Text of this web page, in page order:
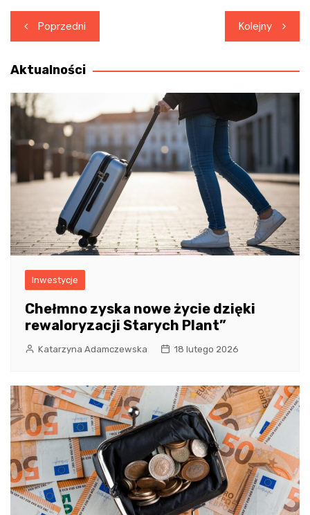
Nawigacja
wpisu
Poprzedni Kolejny
Aktualności
Inwestycje
Chełmno zyska nowe życie dzięki
rewaloryzacji Starych Plant”
Katarzyna Adamczewska 18 lutego 2026